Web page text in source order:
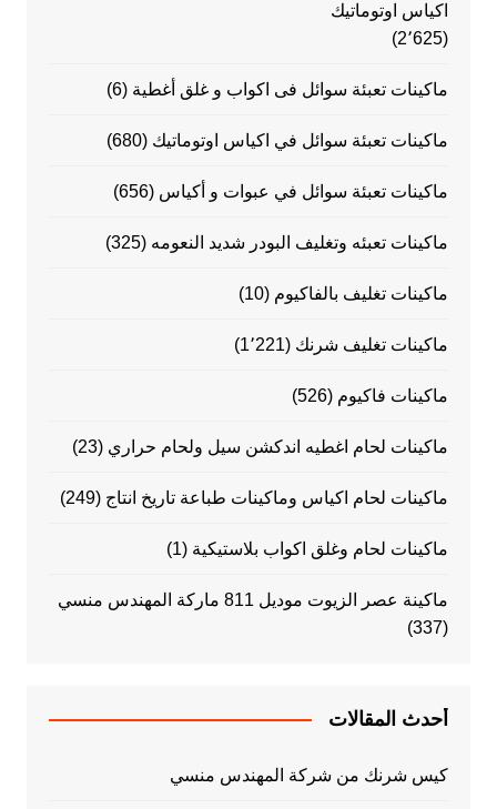
اكياس اوتوماتيك
(2٬625)
ماكينات تعبئة سوائل فى اكواب و غلق أغطية (6)
ماكينات تعبئة سوائل في اكياس اوتوماتيك (680)
ماكينات تعبئة سوائل في عبوات و أكياس (656)
ماكينات تعبئه وتغليف البودر شديد النعومه (325)
ماكينات تغليف بالفاكيوم (10)
ماكينات تغليف شرنك (1٬221)
ماكينات فاكيوم (526)
ماكينات لحام اغطيه اندكشن سيل ولحام حراري (23)
ماكينات لحام اكياس وماكينات طباعة تاريخ انتاج (249)
ماكينات لحام وغلق اكواب بلاستيكية (1)
ماكينة عصر الزيوت موديل 811 ماركة المهندس منسي
(337)
أحدث المقالات
كيس شرنك من شركة المهندس منسي